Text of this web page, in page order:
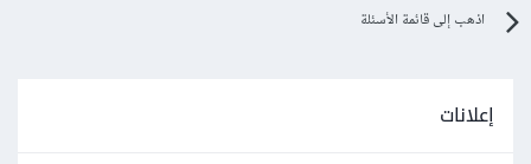
اذهب إلى قائمة الأسئلة
إعلانات